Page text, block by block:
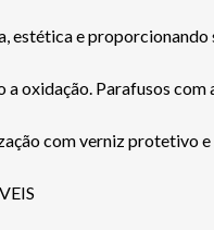
estética e proporcionando
a oxidação. Parafusos com
com verniz protetivo e